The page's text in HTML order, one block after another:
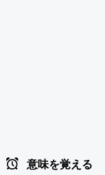
意味を覚える